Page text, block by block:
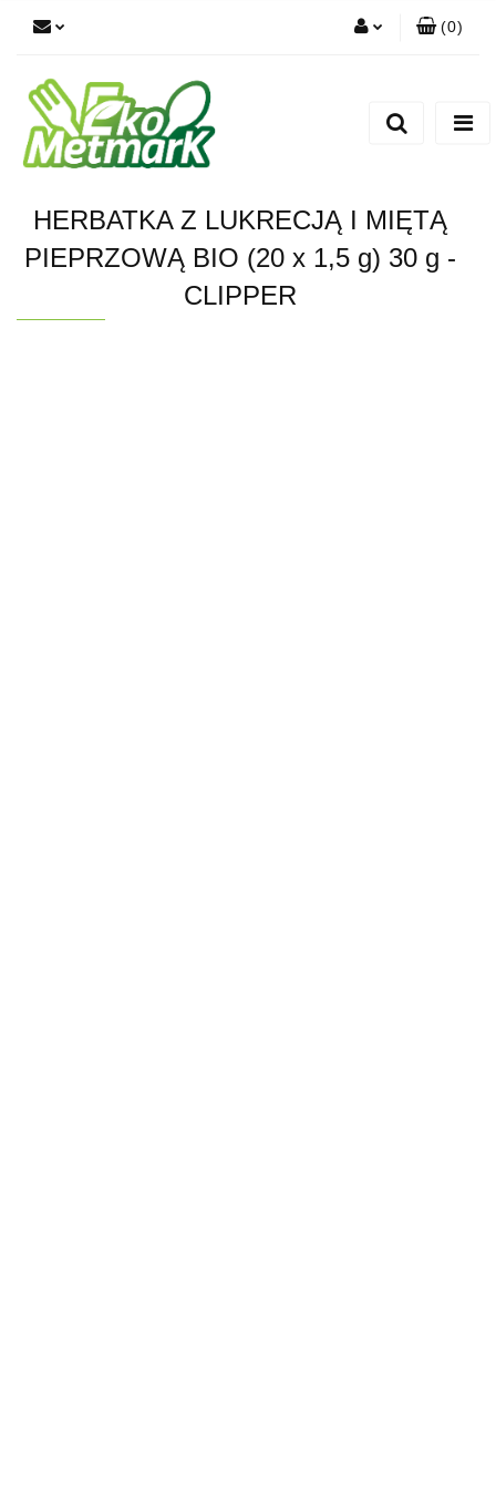
(0)
HERBATKA Z LUKRECJĄ I MIĘTĄ
PIEPRZOWĄ BIO (20 x 1,5 g) 30 g -
CLIPPER